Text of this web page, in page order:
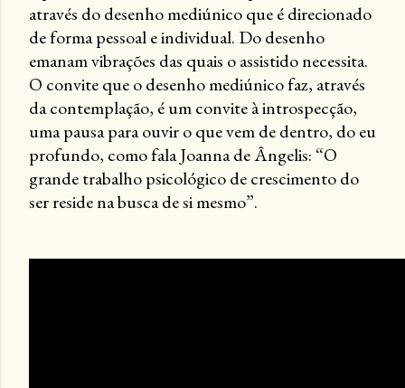
através do desenho mediúnico que é direcionado
de forma pessoal e individual. Do desenho
emanam vibrações das quais o assistido necessita.
O convite que o desenho mediúnico faz, através
da contemplação, é um convite à introspecção,
uma pausa para ouvir o que vem de dentro, do eu
profundo, como fala Joanna de Ângelis: “O
grande trabalho psicológico de crescimento do
ser reside na busca de si mesmo”.